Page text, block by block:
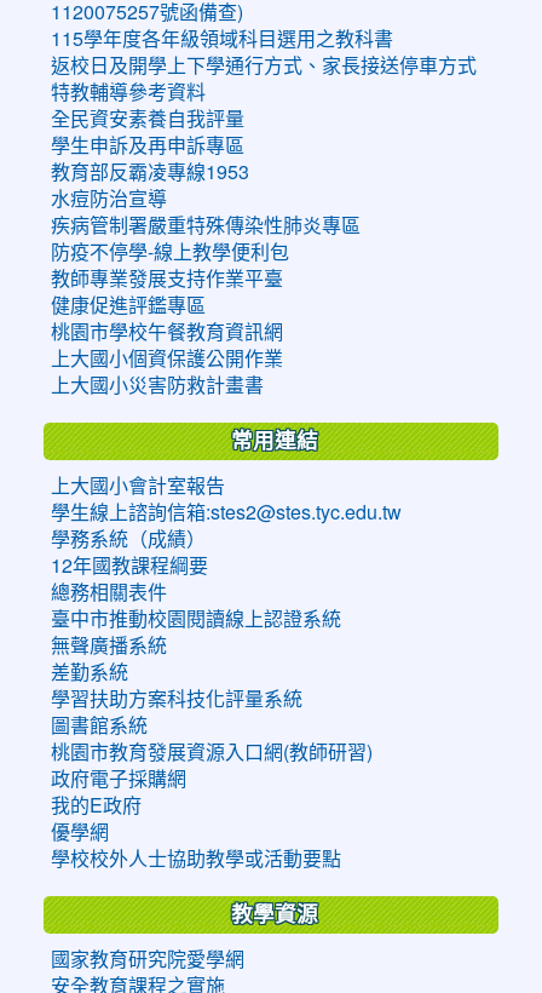
1120075257號函備查)
115學年度各年級領域科目選用之教科書
返校日及開學上下學通行方式、家長接送停車方式
特教輔導參考資料
全民資安素養自我評量
學生申訴及再申訴專區
教育部反霸凌專線1953
水痘防治宣導
疾病管制署嚴重特殊傳染性肺炎專區
防疫不停學-線上教學便利包
教師專業發展支持作業平臺
健康促進評鑑專區
桃園市學校午餐教育資訊網
上大國小個資保護公開作業
上大國小災害防救計畫書
常用連結
上大國小會計室報告
學生線上諮詢信箱:stes2@stes.tyc.edu.tw
學務系統（成績）
12年國教課程綱要
總務相關表件
臺中市推動校園閱讀線上認證系統
無聲廣播系統
差勤系統
學習扶助方案科技化評量系統
圖書館系統
桃園市教育發展資源入口網(教師研習)
政府電子採購網
我的E政府
優學網
學校校外人士協助教學或活動要點
教學資源
國家教育研究院愛學網
安全教育課程之實施